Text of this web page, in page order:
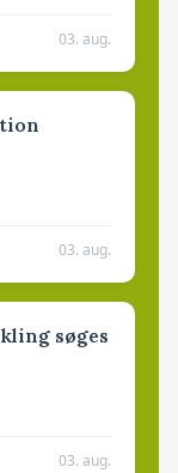
03. aug.
03. aug.
søges
03. aug.